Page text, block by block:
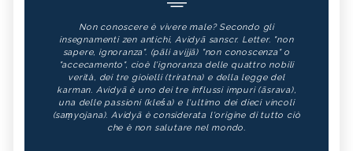
Non conoscere è vivere male? Secondo gli
insegnamenti zen antichi, Avidyā sanscr. Letter. "non
sapere, ignoranza". (pāli avijjā) "non conoscenza" o
"accecamento", cioè l'ignoranza delle quattro nobili
verità, dei tre gioielli (triratna) e della legge del
karman. Avidyā è uno dei tre influssi impuri (āsrava),
una delle passioni (kleśa) e l'ultimo dei dieci vincoli
(saṃyojana). Avidyā è considerata l'origine di tutto ciò
che è non salutare nel mondo.